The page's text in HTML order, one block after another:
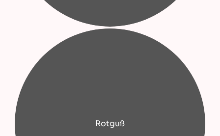
Rotguß